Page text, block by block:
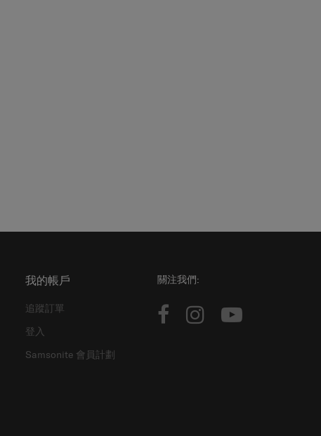
我的帳戶
追蹤訂單
登入
Samsonite 會員計劃
關注我們: